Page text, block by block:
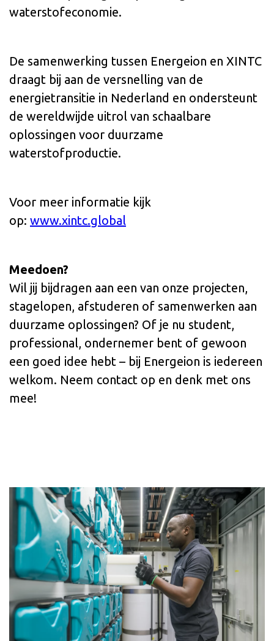
waterstofeconomie.
De samenwerking tussen Energeion en XINTC
draagt bij aan de versnelling van de
energietransitie in Nederland en ondersteunt
de wereldwijde uitrol van schaalbare
oplossingen voor duurzame
waterstofproductie.
Voor meer informatie kijk
op: www.xintc.global
Meedoen?
Wil jij bijdragen aan een van onze projecten,
stagelopen, afstuderen of samenwerken aan
duurzame oplossingen? Of je nu student,
professional, ondernemer bent of gewoon
een goed idee hebt – bij Energeion is iedereen
welkom. Neem contact op en denk met ons
mee!